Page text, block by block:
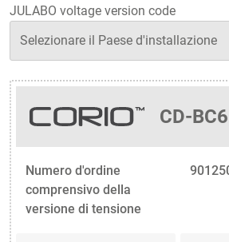
JULABO voltage version code
CD-BC6
Numero d'ordine
comprensivo della
versione di tensione